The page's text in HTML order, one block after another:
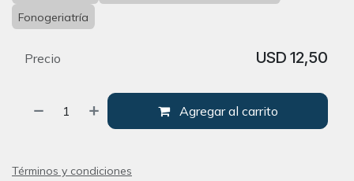
Fonogeriatría
Agregar al carrito
Precio USD 12,50
Términos y condiciones